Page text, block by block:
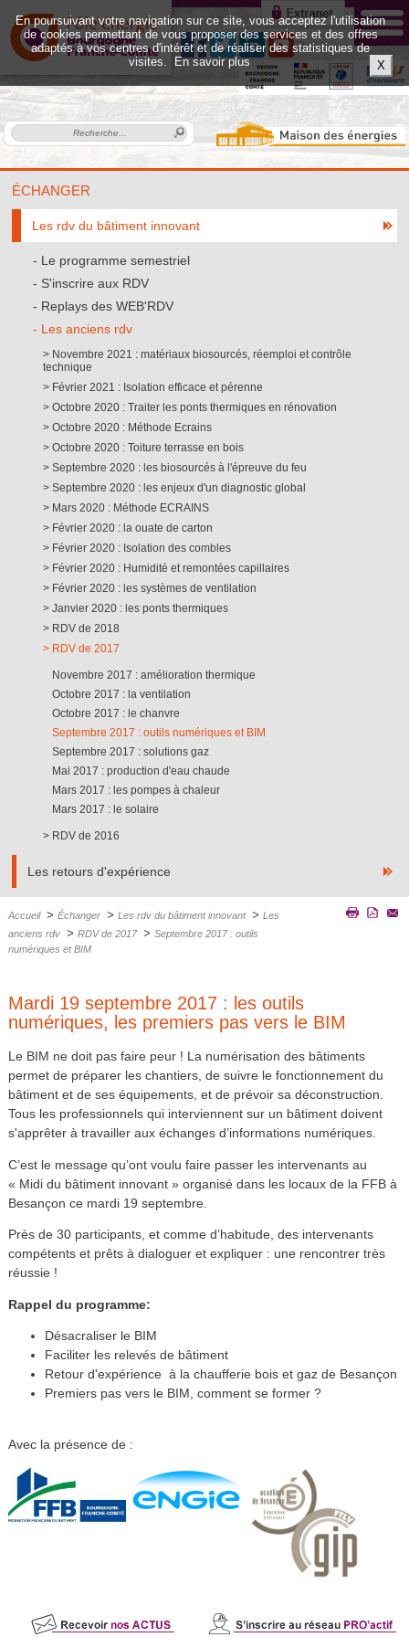
ÉCHANGER
Les rdv du bâtiment innovant
Le programme semestriel
S'inscrire aux RDV
Replays des WEB'RDV
Les anciens rdv
Novembre 2021 : matériaux biosourcés, réemploi et contrôle
technique
Février 2021 : Isolation efficace et pérenne
Octobre 2020 : Traiter les ponts thermiques en rénovation
Octobre 2020 : Méthode Ecrains
Octobre 2020 : Toiture terrasse en bois
Septembre 2020 : les biosourcés à l'épreuve du feu
Septembre 2020 : les enjeux d'un diagnostic global
Mars 2020 : Méthode ECRAINS
Février 2020 : la ouate de carton
Février 2020 : Isolation des combles
Février 2020 : Humidité et remontées capillaires
Février 2020 : les systèmes de ventilation
Janvier 2020 : les ponts thermiques
RDV de 2018
RDV de 2017
Novembre 2017 : amélioration thermique
Octobre 2017 : la ventilation
Octobre 2017 : le chanvre
Septembre 2017 : outils numériques et BIM
Septembre 2017 : solutions gaz
Mai 2017 : production d'eau chaude
Mars 2017 : les pompes à chaleur
Mars 2017 : le solaire
RDV de 2016
Les retours d'expérience
Accueil > Échanger > Les rdv du bâtiment innovant > Les
anciens rdv > RDV de 2017 > Septembre 2017 : outils
numériques et BIM
Mardi 19 septembre 2017 : les outils
numériques, les premiers pas vers le BIM
Le BIM ne doit pas faire peur ! La numérisation des bâtiments
permet de préparer les chantiers, de suivre le fonctionnement du
bâtiment et de ses équipements, et de prévoir sa déconstruction.
Tous les professionnels qui interviennent sur un bâtiment doivent
s'apprêter à travailler aux échanges d’informations numériques.
C’est le message qu’ont voulu faire passer les intervenants au
« Midi du bâtiment innovant » organisé dans les locaux de la FFB à
Besançon ce mardi 19 septembre.
Près de 30 participants, et comme d’habitude, des intervenants
compétents et prêts à dialoguer et expliquer : une rencontrer très
réussie !
Rappel du programme:
Désacraliser le BIM
Faciliter les relevés de bâtiment
Retour d'expérience à la chaufferie bois et gaz de Besançon
Premiers pas vers le BIM, comment se former ?
Avec la présence de :
En poursuivant votre navigation sur ce site, vous acceptez l'utilisation
de cookies permettant de vous proposer des services et des offres
adaptés à vos centres d'intérêt et de réaliser des statistiques de
visites.
En savoir plus X